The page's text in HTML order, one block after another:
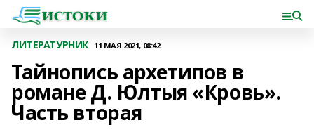
ЛИТЕРАТУРНИК 11 МАЯ 2021, 08:42
Тайнопись архетипов в
романе Д. Юлтыя «Кровь».
Часть вторая